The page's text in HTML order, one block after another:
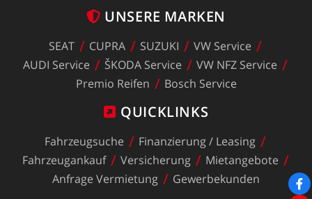
UNSERE MARKEN
SEAT CUPRA SUZUKI VW Service
AUDI Service ŠKODA Service VW NFZ Service
Premio Reifen Bosch Service
QUICKLINKS
Fahrzeugsuche Finanzierung/ Leasing
Fahrzeugankauf
Versicherung
Mietangebote
Anfrage Vermietung Gewerbekunden